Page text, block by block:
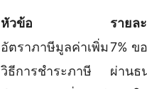
หัวข้อ
รายล
อัตราภาษีมูลค่าเพิ่ม7% ข
วิธีการชำระภาษี
ผ่านธ